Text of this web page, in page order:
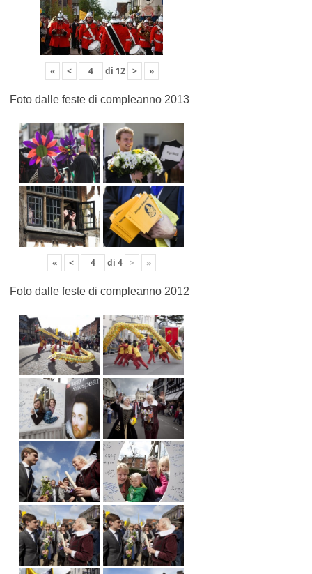
« < di 12 > »
Foto dalle feste di compleanno 2013
« < di 4 > »
Foto dalle feste di compleanno 2012